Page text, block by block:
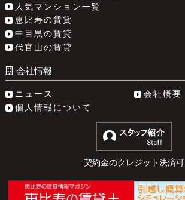
人気マンション一覧
恵比寿の賃貸
中目黒の賃貸
代官山の賃貸
会社情報
ニュース
会社概要
個人情報について
契約金のクレジット決済可